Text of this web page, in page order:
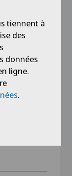
tiennent à
des
données
ligne.
.